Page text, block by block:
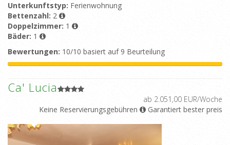
Unterkunftstyp: Ferienwohnung
Bettenzahl: 2
Doppelzimmer: 1
Bäder: 1
Bewertungen: 10/10 basiert auf 9 Beurteilung
Ca' Lucia
ab 2.051,00 EUR/Woche
Keine Reservierungsgebühren
Garantiert bester preis